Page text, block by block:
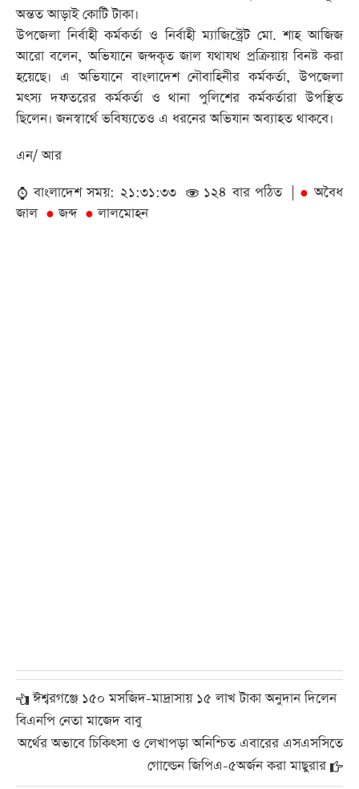
অন্তত আড়াই কোটি টাকা।
উপজেলা নির্বাহী কর্মকর্তা ও নির্বাহী ম্যাজিস্ট্রেট মো. শাহ আজিজ
আরো বলেন, অভিযানে জব্দকৃত জাল যথাযথ প্রক্রিয়ায় বিনষ্ট করা
হয়েছে। এ অভিযানে বাংলাদেশ নৌবাহিনীর কর্মকর্তা, উপজেলা
মৎস্য দফতরের কর্মকর্তা ও থানা পুলিশের কর্মকর্তারা উপস্থিত
ছিলেন। জনস্বার্থে ভবিষ্যতেও এ ধরনের অভিযান অব্যাহত থাকবে।
এন/ আর
বাংলাদেশ সময়: ২১:৩১:৩৩
১২৪ বার পঠিত | ● অবৈধ
জাল ● জব্দ ● লালমোহন
ঈশ্বরগঞ্জে ১৫০ মসজিদ-মাদ্রাসায় ১৫ লাখ টাকা অনুদান দিলেন
বিএনপি নেতা মাজেদ বাবু
অর্থের অভাবে চিকিৎসা ও লেখাপড়া অনিশ্চিত এবারের এসএসসিতে
গোল্ডেন জিপিএ-৫অর্জন করা মাছুরার